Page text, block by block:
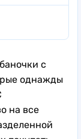
с
однажды
на все